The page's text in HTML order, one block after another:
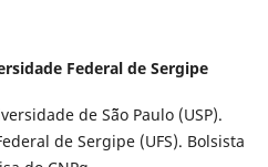
Federal de Sergipe
de S˜ão Paulo (USP).
de Sergipe (UFS). Bolsista